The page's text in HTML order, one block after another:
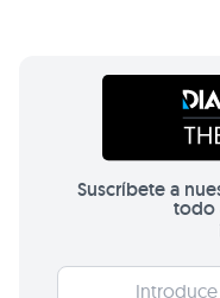
Suscríbete a
todo